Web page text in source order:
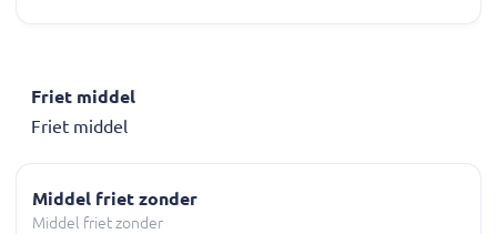
Friet middel
Friet middel
Middel friet zonder
Middel friet zonder